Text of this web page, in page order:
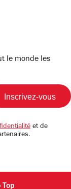
le monde les
et de